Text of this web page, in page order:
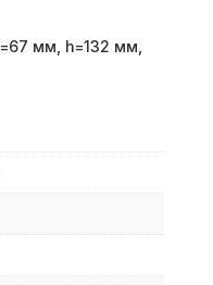
мм, h=132 мм,